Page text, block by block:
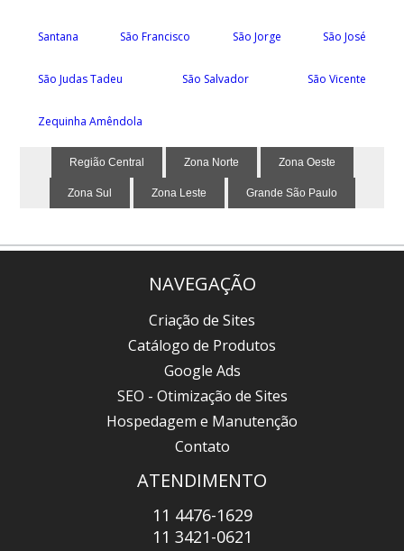
Santana São Francisco São Jorge São José
São Judas Tadeu São Salvador São Vicente
Zequinha Amêndola
Região Central Zona Norte Zona Oeste
Zona Sul Zona Leste Grande São Paulo
NAVEGAÇÃO
Criação de Sites
Catálogo de Produtos
Google Ads
SEO - Otimização de Sites
Hospedagem e Manutenção
Contato
ATENDIMENTO
11 4476-1629
11 3421-0621